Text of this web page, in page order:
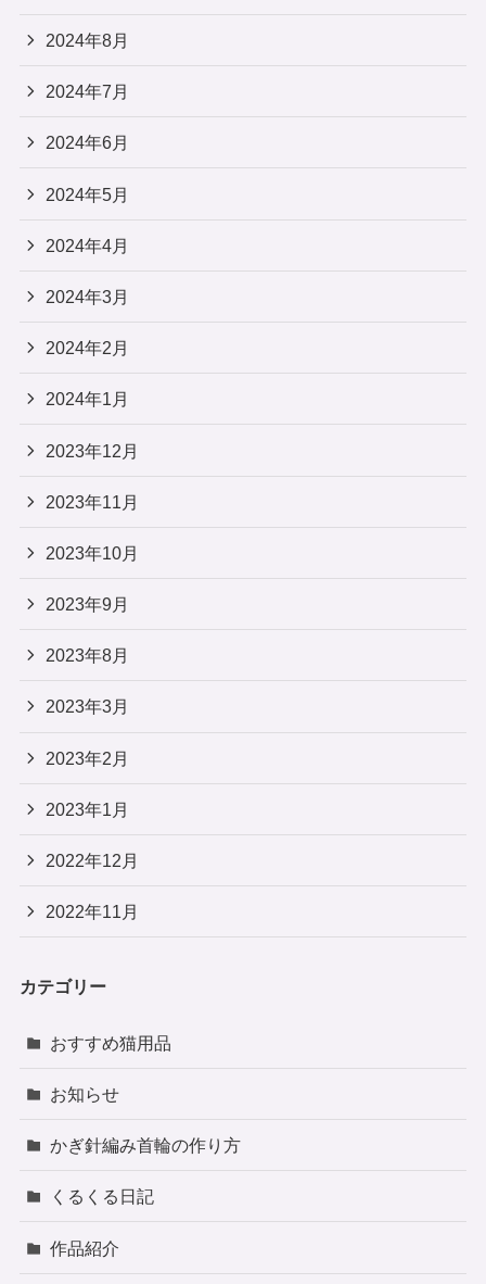
2024年8月
2024年7月
2024年6月
2024年5月
2024年4月
2024年3月
2024年2月
2024年1月
2023年12月
2023年11月
2023年10月
2023年9月
2023年8月
2023年3月
2023年2月
2023年1月
2022年12月
2022年11月
カテゴリー
おすすめ猫用品
お知らせ
かぎ針編み首輪の作り方
くるくる日記
作品紹介